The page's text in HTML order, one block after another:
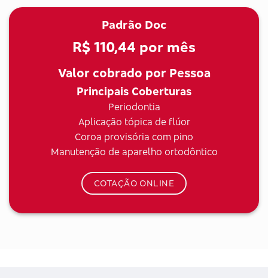
Padrão Doc
R$ 110,44 por mês
Valor cobrado por Pessoa
Principais Coberturas
Periodontia
Aplicação tópica de flúor
Coroa provisória com pino
Manutenção de aparelho ortodôntico
COTAÇÃO ONLINE